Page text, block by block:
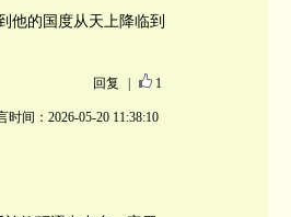
他的国度从天上降临到
回复 1
时间：2026-05-20 11:38:10